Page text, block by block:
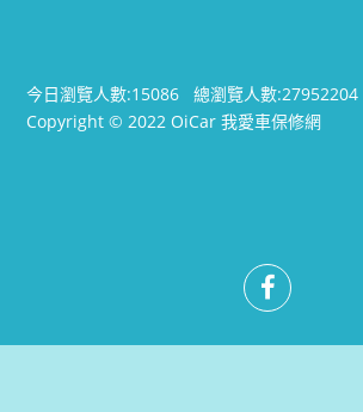
今日瀏覽人數:15086總瀏覽人數:27952204
Copyright © 2022 OiCar 我愛車保修網